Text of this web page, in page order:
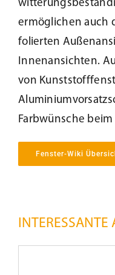
Konfigurator
Unternehmen
Karriere
Nachhaltigkeit
Infobereich
ermöglichen auch
folierten
Innenansichten.
von
Farbwünsche
Fenster-Wiki
INTERESSANTE